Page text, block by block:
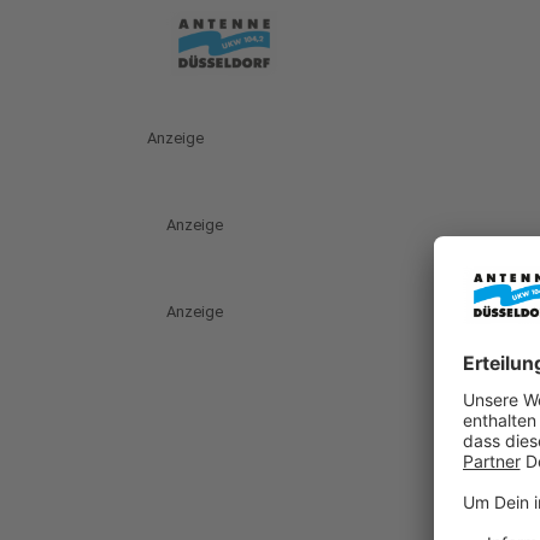
Anzeige
Anzeige
Anzeige